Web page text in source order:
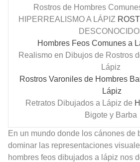
Rostros de Hombres
HIPERREALISMO A LÁPIZ
Hombres Feos Comunes a
Realismo en Dibujos de Rostros
Lápiz
Rostros Varoniles de Hombres
Lápiz
Retratos Dibujados a Lápiz de
Bigote y Barba
En un mundo donde los cánones de
dominar las representaciones
hombres feos dibujados a lápiz nos